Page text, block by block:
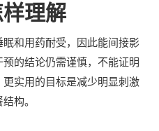
理解
和用药耐受，因此能间接影
的结论仍需谨慎，不能证明
实用的目标是减少明显刺激
构。